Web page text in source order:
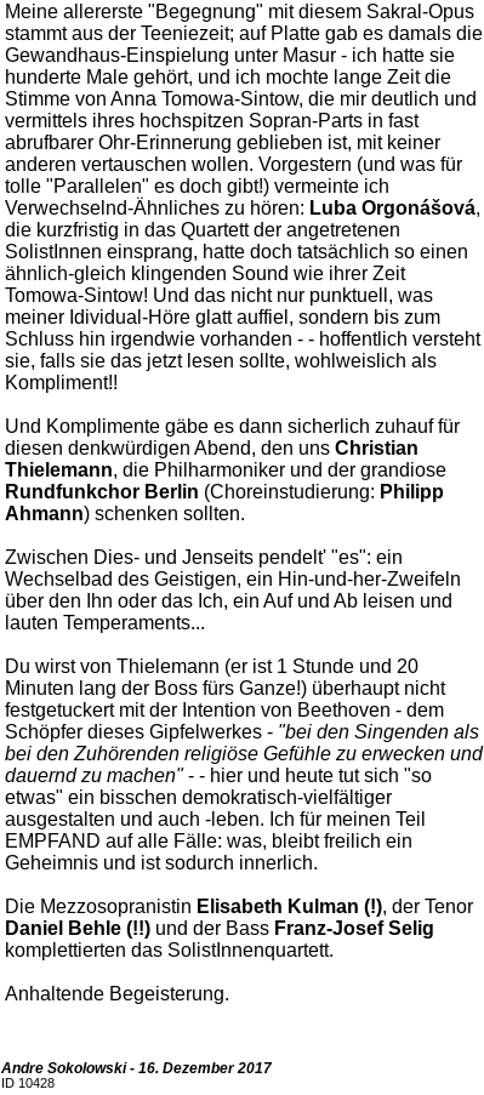
Meine allererste "Begegnung" mit diesem Sakral-Opus
stammt aus der Teeniezeit; auf Platte gab es damals die
Gewandhaus-Einspielung unter Masur - ich hatte sie
hunderte Male gehört, und ich mochte lange Zeit die
Stimme von Anna Tomowa-Sintow, die mir deutlich und
vermittels ihres hochspitzen Sopran-Parts in fast
abrufbarer Ohr-Erinnerung geblieben ist, mit keiner
anderen vertauschen wollen. Vorgestern (und was für
tolle "Parallelen" es doch gibt!) vermeinte ich
Verwechselnd-Ähnliches zu hören: Luba Orgonášová,
die kurzfristig in das Quartett der angetretenen
SolistInnen einsprang, hatte doch tatsächlich so einen
ähnlich-gleich klingenden Sound wie ihrer Zeit
Tomowa-Sintow! Und das nicht nur punktuell, was
meiner Idividual-Höre glatt auffiel, sondern bis zum
Schluss hin irgendwie vorhanden - - hoffentlich versteht
sie, falls sie das jetzt lesen sollte, wohlweislich als
Kompliment!!
Und Komplimente gäbe es dann sicherlich zuhauf für
diesen denkwürdigen Abend, den uns Christian
Thielemann, die Philharmoniker und der grandiose
Rundfunkchor Berlin (Choreinstudierung: Philipp
Ahmann) schenken sollten.
Zwischen Dies- und Jenseits pendelt' "es": ein
Wechselbad des Geistigen, ein Hin-und-her-Zweifeln
über den Ihn oder das Ich, ein Auf und Ab leisen und
lauten Temperaments...
Du wirst von Thielemann (er ist 1 Stunde und 20
Minuten lang der Boss fürs Ganze!) überhaupt nicht
festgetuckert mit der Intention von Beethoven - dem
Schöpfer dieses Gipfelwerkes - "bei den Singenden als
bei den Zuhörenden religiöse Gefühle zu erwecken und
dauernd zu machen"- - hier und heute tut sich "so
etwas" ein bisschen demokratisch-vielfältiger
ausgestalten und auch -leben. Ich für meinen Teil
EMPFAND auf alle Fälle: was, bleibt freilich ein
Geheimnis und ist sodurch innerlich.
Die Mezzosopranistin Elisabeth Kulman (!), der Tenor
Daniel Behle (!!)und der Bass Franz-Josef Selig
komplettierten das SolistInnenquartett.
Anhaltende Begeisterung.
Andre Sokolowski - 16. Dezember 2017
ID 10428